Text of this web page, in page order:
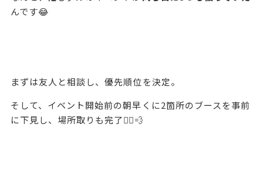
んです😂
まずは友人と相談し、優先順位を決定。
そして、イベント開始前の朝早くに2箇所のブースを事前
に下見し、場所取りも完了🏃‍♀️💨